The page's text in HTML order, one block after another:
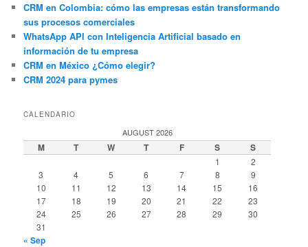
CRM en Colombia: cómo las empresas están transformando
sus procesos comerciales
WhatsApp API con Inteligencia Artificial basado en
información de tu empresa
CRM en México ¿Cómo elegir?
CRM 2024 para pymes
CALENDARIO
AUGUST 2026
M T W T F S S
1
2
3
4 5 6 7 8
9
10
11 12 13 14 15
16
17
18 19 20 21 22
23
24
25 26 27 28 29
30
31
« Sep